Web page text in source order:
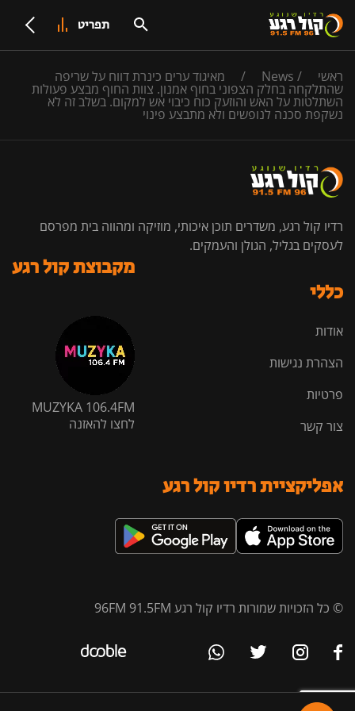
תפריט
ראשי /
News
/ מאיגוד ערים כינרת דווח על שריפה
שהתלקחה בחלק הצפוני בחוף אמנון. צוות החוף מבצע פעולות
השתלטות על האש והוזעק כוח כיבוי אש למקום. בשלב זה לא
נשקפת סכנה לנופשים ולא מתבצע פינוי
רדיו קול רגע, משדרים תוכן איכותי, מוזיקה ומהווה בית מפרסם
לעסקים בגליל, הגולן והעמקים.
כללי
אודות
הצהרת נגישות
פרטיות
צור קשר
מקבוצת קול רגע
MUZYKA 106.4FM
לחצו להאזנה
אפליקציית רדיו קול רגע
© כל הזכויות שמורות רדיו קול רגע 96FM 91.5FM